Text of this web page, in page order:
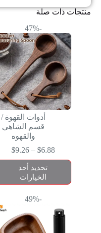
منتجات ذات صلة
-47%
أدوات القهوة /
قسم الشاهي
والقهوه
$6.88
–
$9.26
تحديد أحد
الخيارات
-49%